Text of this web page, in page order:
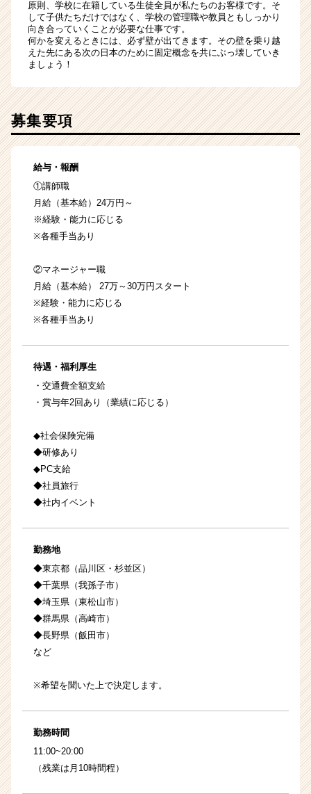
原則、学校に在籍している生徒全員が私たちのお客様です。そ
して子供たちだけではなく、学校の管理職や教員ともしっかり
向き合っていくことが必要な仕事です。
何かを変えるときには、必ず壁が出てきます。その壁を乗り越
えた先にある次の日本のために固定概念を共にぶっ壊していき
ましょう！
募集要項
給与・報酬
①講師職
月給（基本給）24万円～
※経験・能力に応じる
※各種手当あり
②マネージャー職
月給（基本給） 27万～30万円スタート
※経験・能力に応じる
※各種手当あり
待遇・福利厚生
・交通費全額支給
・賞与年2回あり（業績に応じる）
◆社会保険完備
◆研修あり
◆PC支給
◆社員旅行
◆社内イベント
勤務地
◆東京都（品川区・杉並区）
◆千葉県（我孫子市）
◆埼玉県（東松山市）
◆群馬県（高崎市）
◆長野県（飯田市）
など
※希望を聞いた上で決定します。
勤務時間
11:00~20:00
（残業は月10時間程）